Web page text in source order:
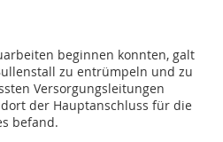
beginnen konnten, galt
zu entrümpeln und zu
Versorgungs­leitungen
der Haupt­anschluss für die
befand.